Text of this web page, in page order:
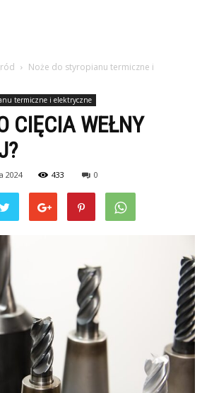
Noże do styropianu termiczne i
termiczne i elektryczne
CIĘCIA WEŁNY
2024 433 0